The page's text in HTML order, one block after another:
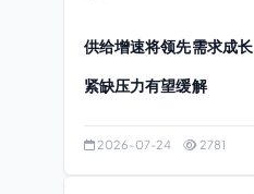
供给增速将领先需求成
紧缺压力有望缓解
2026-07-24 2781